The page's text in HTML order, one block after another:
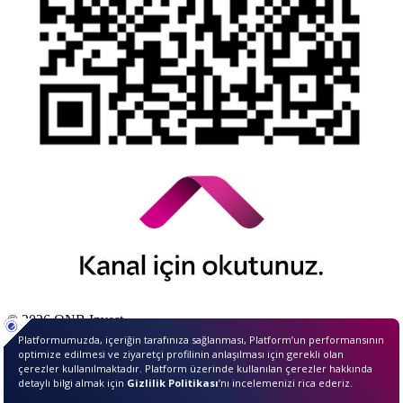
© 2026 QNB Invest,
QNBiştirakidir.